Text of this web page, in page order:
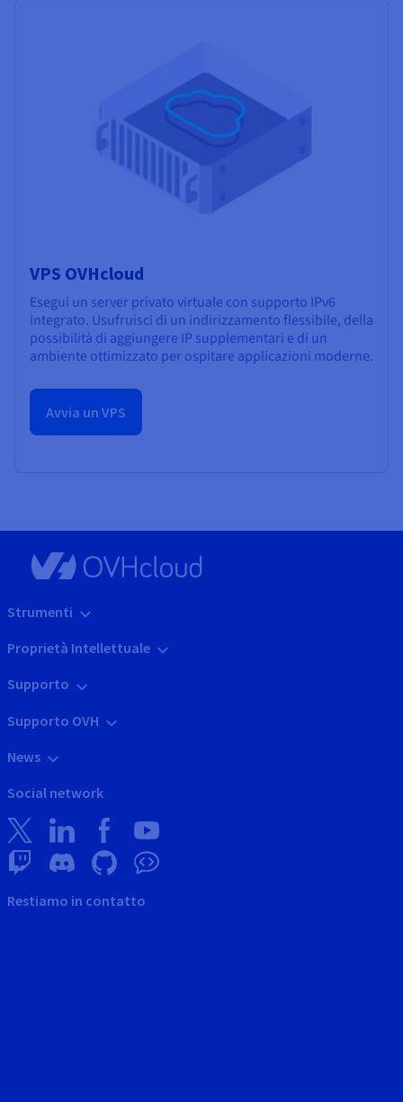
VPS OVHcloud
Esegui un server privato virtuale con supporto IPv6
integrato. Usufruisci di un indirizzamento flessibile, della
possibilità di aggiungere IP supplementari e di un
ambiente ottimizzato per ospitare applicazioni moderne.
Avvia un VPS
Strumenti
Proprietà Intellettuale
Supporto
Supporto OVH
News
Social network
Restiamo in contatto